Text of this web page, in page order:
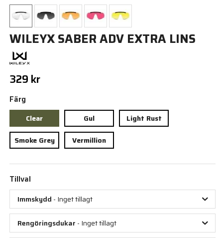
WILEYX SABER ADV EXTRA LINS
329 kr
Färg
Clear Gul
Light Rust
Smoke Grey
Vermillion
Tillval
Immskydd - Inget tillagt
Rengöringsdukar - Inget tillagt